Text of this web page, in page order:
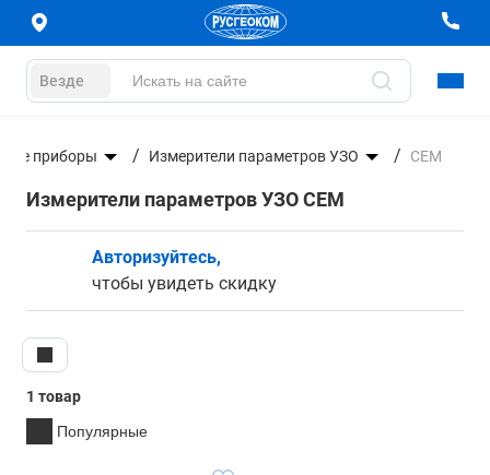
Везде
приборы Измерители параметров УЗО CEM
Измерители параметров УЗО CEM
Авторизуйтесь,
чтобы увидеть скидку
1 товар
Популярные